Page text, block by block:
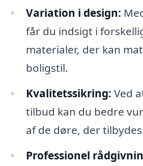
Variation i design:
får du indsigt i
materialer, der kan
boligstil.
Kvalitetssikring: Ved
tilbud kan du bedre
af de døre, der
Professionel